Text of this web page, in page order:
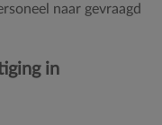
naar gevraagd
in